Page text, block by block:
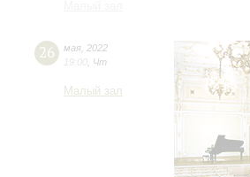
26 мая 2022
19:00 Чт
Малый зал